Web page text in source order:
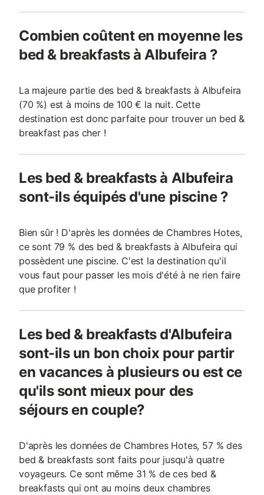
Combien coûtent en moyenne les
bed & breakfasts à Albufeira ?
La majeure partie des bed & breakfasts à Albufeira
(70 %) est à moins de 100 € la nuit. Cette
destination est donc parfaite pour trouver un bed &
breakfast pas cher !
Les bed & breakfasts à Albufeira
sont-ils équipés d'une piscine ?
Bien sûr ! D'après les données de Chambres Hotes,
ce sont 79 % des bed & breakfasts à Albufeira qui
possèdent une piscine. C'est la destination qu'il
vous faut pour passer les mois d'été à ne rien faire
que profiter !
Les bed & breakfasts d'Albufeira
sont-ils un bon choix pour partir
en vacances à plusieurs ou est ce
qu'ils sont mieux pour des
séjours en couple?
D'après les données de Chambres Hotes, 57 % des
bed & breakfasts sont faits pour jusqu'à quatre
voyageurs. Ce sont même 31 % de ces bed &
breakfasts qui ont au moins deux chambres